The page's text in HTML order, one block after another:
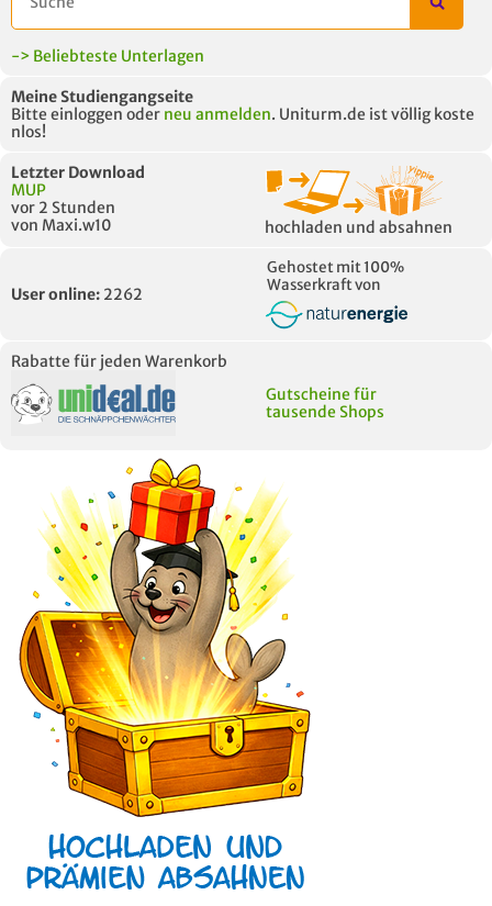
-> Beliebteste Unterlagen
Meine Studiengangseite
Bitte einloggen oder neu anmelden. Uniturm.de ist völlig koste
nlos!
Letzter Download
MUP
vor 2 Stunden
von Maxi.w10
hochladen und absahnen
User online: 2262
Gehostet mit 100%
Wasserkraft von
Rabatte für jeden Warenkorb
Gutscheine für
tausende Shops